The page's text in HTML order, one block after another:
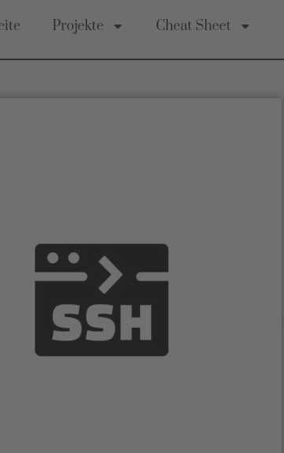
Projekte Cheat Sheet